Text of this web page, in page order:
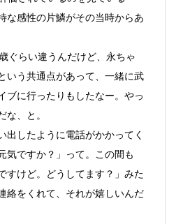
な感性の片鱗がその当時からあ
ぐらい違うんだけど、永ちゃ
いう共通点があって、一緒に武
ブに行ったりもしたなー。やっ
、と。
出したように電話がかかってく
気ですか？」って。この間も
すけど。どうしてます？」みた
絡をくれて、それが嬉しいんだ